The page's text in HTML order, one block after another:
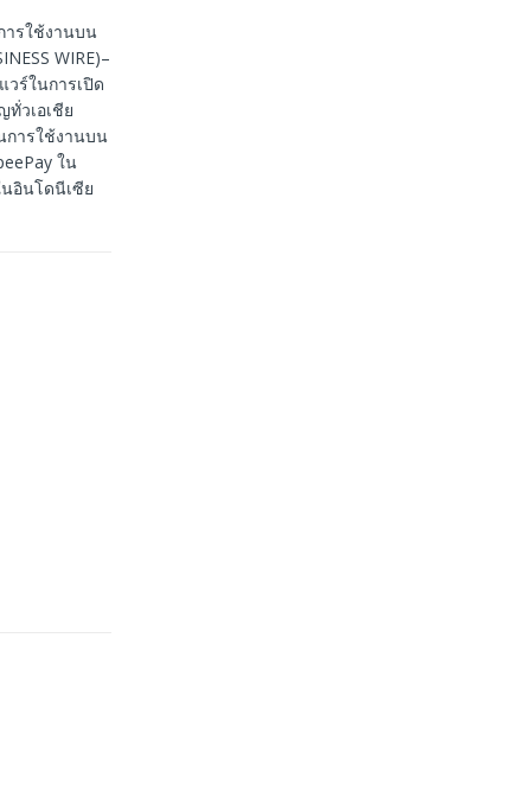
ารใช้งานบน
WIRE)–
ร์ในการเปิด
วเอเชีย
การใช้งานบน
ใน
นอินโดนีเซีย